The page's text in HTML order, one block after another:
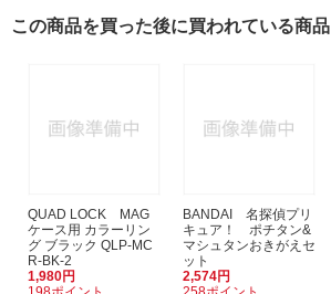
この商品を買った後に買われている商品
QUAD LOCK MAG
ケース用 カラーリン
グ ブラック QLP-MC
R-BK-2
1,980円
BANDAI 名探偵プリ
キュア！ ポチタン&
マシュタンおきがえセ
ット
2,574円